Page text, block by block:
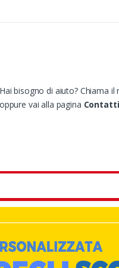
bisogno di aiuto? Chiama il
vai alla pagina Contatti